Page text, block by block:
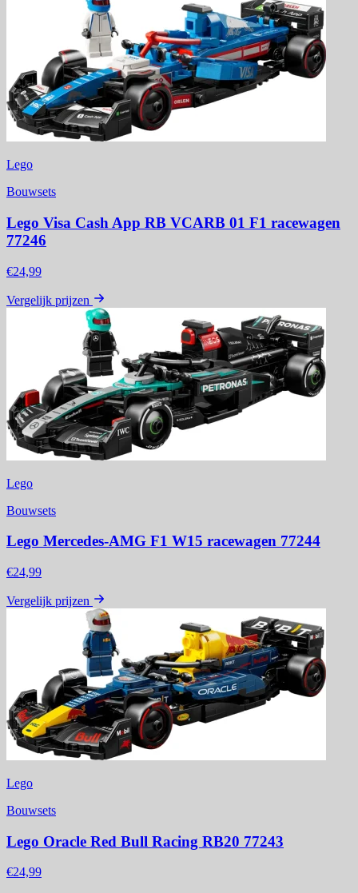
Lego
Bouwsets
Lego Visa Cash App RB VCARB 01 F1 racewagen
77246
€24,99
Vergelijk prijzen
Lego
Bouwsets
Lego Mercedes-AMG F1 W15 racewagen 77244
€24,99
Vergelijk prijzen
Lego
Bouwsets
Lego Oracle Red Bull Racing RB20 77243
€24,99